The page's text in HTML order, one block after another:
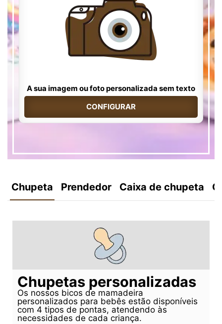
A sua imagem ou foto personalizada sem texto
CONFIGURAR
Chupeta Prendedor Caixa de chupeta
Chupetas personalizadas
Os nossos bicos de mamadeira
personalizados para bebês estão disponíveis
com 4 tipos de pontas, atendendo às
necessidades de cada criança.